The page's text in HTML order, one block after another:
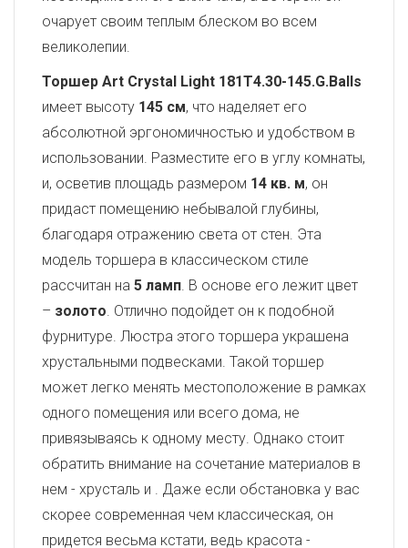
очарует своим теплым блеском во всем
великолепии.
Торшер Art Crystal Light 181T4.30-145.G.Balls
имеет высоту 145 см, что наделяет его
абсолютной эргономичностью и удобством в
использовании. Разместите его в углу комнаты,
и, осветив площадь размером 14 кв. м, он
придаст помещению небывалой глубины,
благодаря отражению света от стен. Эта
модель торшера в классическом стиле
рассчитан на 5 ламп. В основе его лежит цвет
– золото. Отлично подойдет он к подобной
фурнитуре. Люстра этого торшера украшена
хрустальными подвесками. Такой торшер
может легко менять местоположение в рамках
одного помещения или всего дома, не
привязываясь к одному месту. Однако стоит
обратить внимание на сочетание материалов в
нем - хрусталь и . Даже если обстановка у вас
скорее современная чем классическая, он
придется весьма кстати, ведь красота -